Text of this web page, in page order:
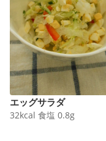
エッグサラダ
32kcal 食塩 0.8g